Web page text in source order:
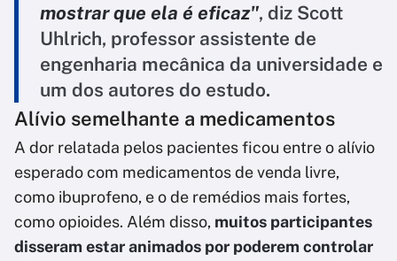
mostrar que ela é eficaz", diz Scott
Uhlrich, professor assistente de
engenharia mecânica da universidade e
um dos autores do estudo.
Alívio semelhante a medicamentos
A dor relatada pelos pacientes ficou entre o alívio
esperado com medicamentos de venda livre,
como ibuprofeno, e o de remédios mais fortes,
como opioides. Além disso, muitos participantes
disseram estar animados por poderem controlar